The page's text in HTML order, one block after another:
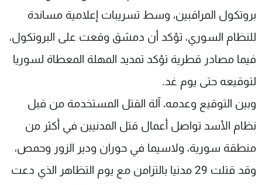
بروتكول المراقبين، وسط تسريبات إعلامية مساندة
للنظام السوري، تؤكد أن دمشق وقعت على البروتكول،
فيما مصادر قطرية تؤكد تمديد المهلة المعطاة لسوريا
لتوقيعه حتى يوم غد.
وبين التوقيع وعدمه، آلة القتل المستخدمة من قبل
نظام الأسد تواصل أعمال قتل المدنيين في أكثر من
منطقة سورية، ولاسيما في حوران ودير الزور وحمص،
وقد قتلت 29 مدنيا بالتزامن مع يوم التظاهر الذي دعت